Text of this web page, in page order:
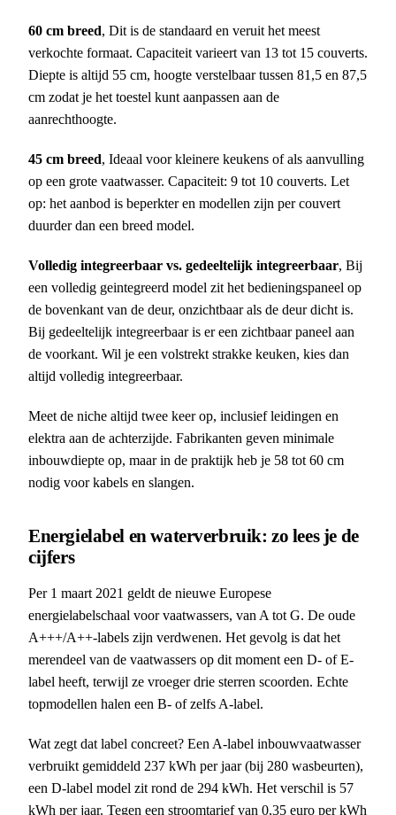
60 cm breed, Dit is de standaard en veruit het meest
verkochte formaat. Capaciteit varieert van 13 tot 15 couverts.
Diepte is altijd 55 cm, hoogte verstelbaar tussen 81,5 en 87,5
cm zodat je het toestel kunt aanpassen aan de
aanrechthoogte.
45 cm breed, Ideaal voor kleinere keukens of als aanvulling
op een grote vaatwasser. Capaciteit: 9 tot 10 couverts. Let
op: het aanbod is beperkter en modellen zijn per couvert
duurder dan een breed model.
Volledig integreerbaar vs. gedeeltelijk integreerbaar, Bij
een volledig geintegreerd model zit het bedieningspaneel op
de bovenkant van de deur, onzichtbaar als de deur dicht is.
Bij gedeeltelijk integreerbaar is er een zichtbaar paneel aan
de voorkant. Wil je een volstrekt strakke keuken, kies dan
altijd volledig integreerbaar.
Meet de niche altijd twee keer op, inclusief leidingen en
elektra aan de achterzijde. Fabrikanten geven minimale
inbouwdiepte op, maar in de praktijk heb je 58 tot 60 cm
nodig voor kabels en slangen.
Energielabel en waterverbruik: zo lees je de
cijfers
Per 1 maart 2021 geldt de nieuwe Europese
energielabelschaal voor vaatwassers, van A tot G. De oude
A+++/A++-labels zijn verdwenen. Het gevolg is dat het
merendeel van de vaatwassers op dit moment een D- of E-
label heeft, terwijl ze vroeger drie sterren scoorden. Echte
topmodellen halen een B- of zelfs A-label.
Wat zegt dat label concreet? Een A-label inbouwvaatwasser
verbruikt gemiddeld 237 kWh per jaar (bij 280 wasbeurten),
een D-label model zit rond de 294 kWh. Het verschil is 57
kWh per jaar. Tegen een stroomtarief van 0,35 euro per kWh